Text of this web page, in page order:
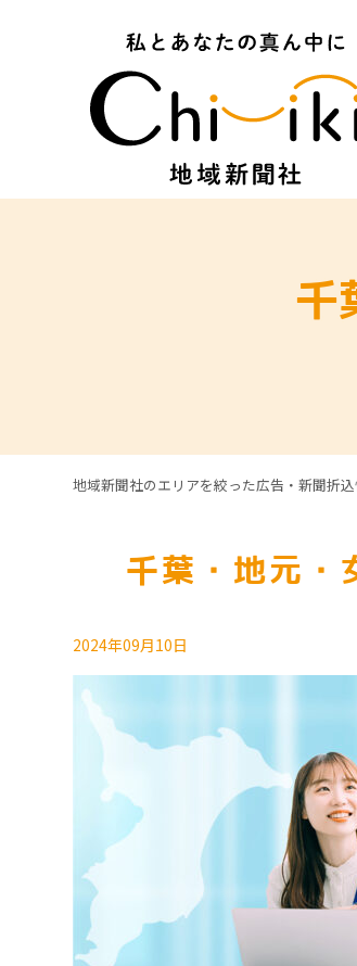
千
地域新聞社のエリアを絞った広告・新聞折込
千葉・地元・
2024年09月10日